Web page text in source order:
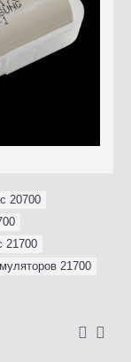
20700
21700
21700